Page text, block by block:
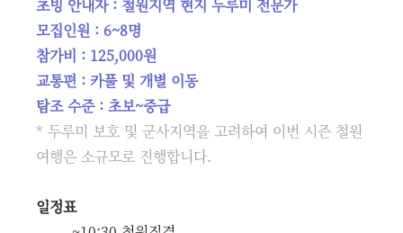
초빙 안내자 : 철원지역 현지 두루미 전문가
모집인원 : 6~8명
참가비 : 125,000원
교통편 : 카풀 및 개별 이동
탐조 수준 : 초보~중급
* 두루미 보호 및 군사지역을 고려하여 이번 시즌 철원
여행은 소규모로 진행합니다.
일정표